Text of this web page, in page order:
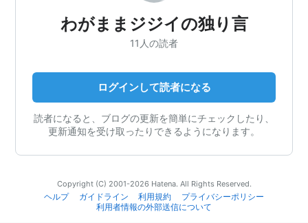
わがままジジイの独り言
11人の読者
ログインして読者になる
読者になると、ブログの更新を簡単にチェックしたり、
更新通知を受け取ったりできるようになります。
Copyright (C) 2001-2026 Hatena. All Rights Reserved.
ヘルプ
ガイドライン 利用規約
プライバシーポリシー
利用者情報の外部送信について